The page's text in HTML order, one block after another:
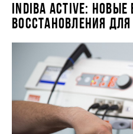
INDIBA ACTIVE:
ВОССТАНОВЛЕНИЯ